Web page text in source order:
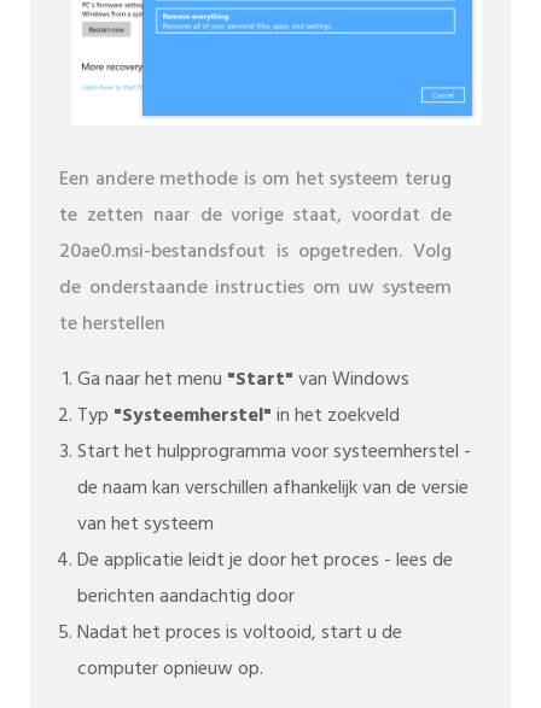
Een andere methode is om het systeem terug
te zetten naar de vorige staat, voordat de
20ae0.msi-bestandsfout is opgetreden. Volg
de onderstaande instructies om uw systeem
te herstellen
Ga naar het menu "Start"van Windows
Typ "Systeemherstel"in het zoekveld
Start het hulpprogramma voor systeemherstel -
de naam kan verschillen afhankelijk van de versie
van het systeem
De applicatie leidt je door het proces - lees de
berichten aandachtig door
Nadat het proces is voltooid, start u de
computer opnieuw op.